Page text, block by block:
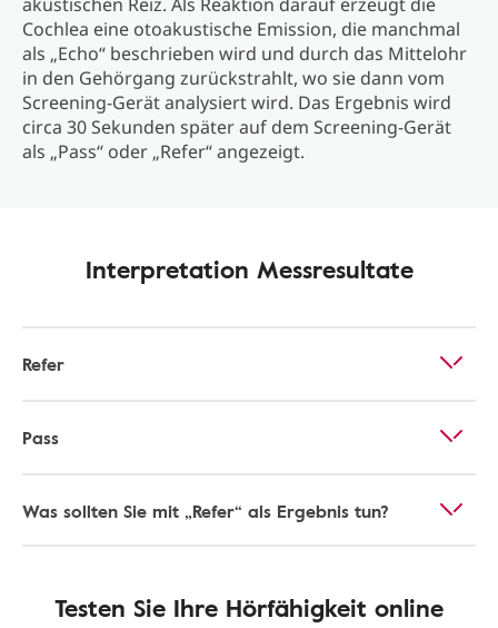
Cochlea eine otoakustische Emission, die manchmal
als „Echo“ beschrieben wird und durch das Mittelohr
in den Gehörgang zurückstrahlt, wo sie dann vom
Screening-Gerät analysiert wird. Das Ergebnis wird
circa 30 Sekunden später auf dem Screening-Gerät
als „Pass“ oder „Refer“ angezeigt.
Interpretation Messresultate
Refer
Pass
Was sollten Sie mit „Refer“ als Ergebnis tun?
Testen Sie Ihre Hörfähigkeit online